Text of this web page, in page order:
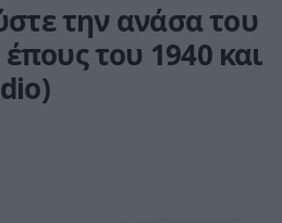
την ανάσα του
του 1940 και